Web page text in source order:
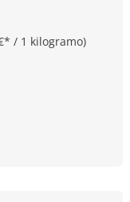
/ 1 kilogramo)